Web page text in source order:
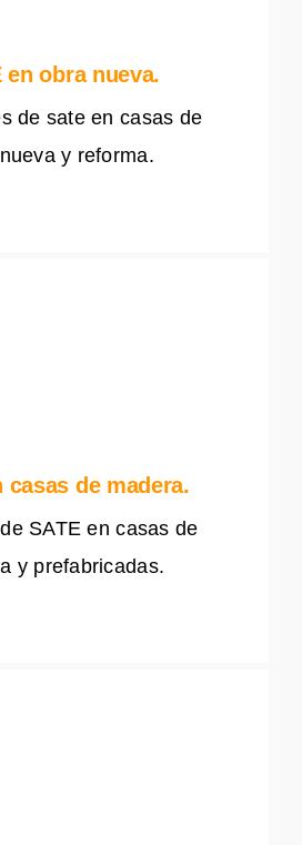
en obra nueva.
de sate en casas de
y reforma.
casas de madera.
SATE en casas de
y prefabricadas.